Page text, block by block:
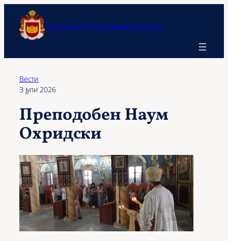
содржината Кумановско-осоговска епархија
Вести
3 јули 2026
Преподобен Наум
Охридски